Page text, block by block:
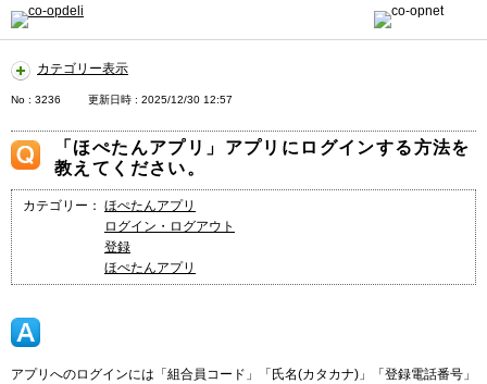
カテゴリー表示
No : 3236 更新日時 : 2025/12/30 12:57
「ほぺたんアプリ」アプリにログインする方法を
教えてください。
カテゴリー： ほぺたんアプリ
ログイン・ログアウト
登録
ほぺたんアプリ
アプリへのログインには「組合員コード」「氏名(カタカナ)」「登録電話番号」